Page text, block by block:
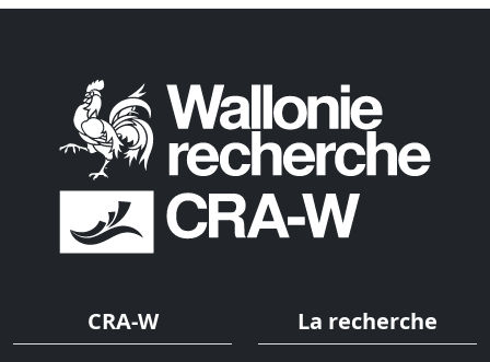
CRA-W La recherche